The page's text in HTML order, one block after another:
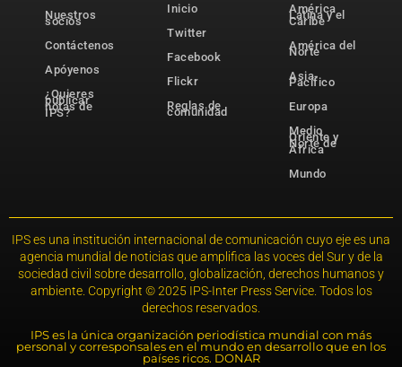
Nuestros
socios
Contáctenos
Apóyenos
¿Quieres
publicar
notas de
IPS?
Inicio
Twitter
Facebook
Flickr
Reglas de
comunidad
América
Latina y el
Caribe
América del
Norte
Asia-
Pacífico
Europa
Medio
Oriente y
Norte de
África
Mundo
IPS es una institución internacional de comunicación cuyo eje es una
agencia mundial de noticias que amplifica las voces del Sur y de la
sociedad civil sobre desarrollo, globalización, derechos humanos y
ambiente. Copyright © 2025 IPS-Inter Press Service. Todos los
derechos reservados.
IPS es la única organización periodística mundial con más
personal y corresponsales en el mundo en desarrollo que en los
países ricos. DONAR